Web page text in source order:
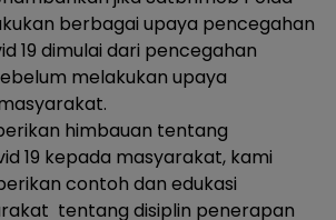
berbagai upaya pencegahan
19 dimulai dari pencegahan
melakukan upaya
himbauan tentang
19 kepada masyarakat, kami
contoh dan edukasi
tentang disiplin penerapan